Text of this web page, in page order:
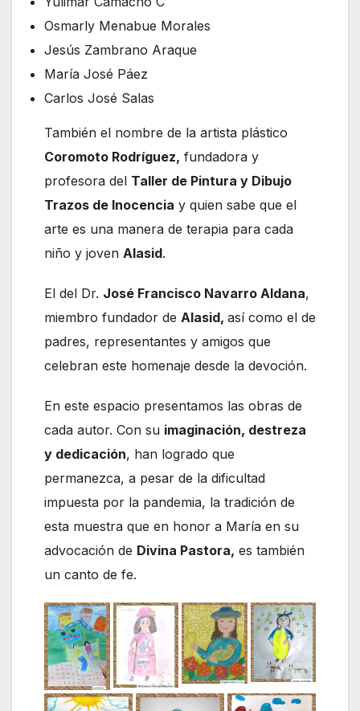
Osmarly Menabue Morales
Jesús Zambrano Araque
María José Páez
Carlos José Salas
También el nombre de la artista plástico
Coromoto Rodríguez, fundadora y
profesora del Taller de Pintura y Dibujo
Trazos de Inocencia y quien sabe que el
arte es una manera de terapia para cada
niño y joven Alasid.
El del Dr. José Francisco Navarro Aldana,
miembro fundador de Alasid, así como el de
padres, representantes y amigos que
celebran este homenaje desde la devoción.
En este espacio presentamos las obras de
cada autor. Con su imaginación, destreza
y dedicación, han logrado que
permanezca, a pesar de la dificultad
impuesta por la pandemia, la tradición de
esta muestra que en honor a María en su
advocación de Divina Pastora, es también
un canto de fe.